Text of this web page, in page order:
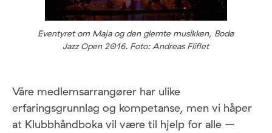
Eventyret om Maja og den glemte musikken, Bodø
Jazz Open 2016. Foto: Andreas Fliflet
Våre medlemsarrangører har ulike
erfaringsgrunnlag og kompetanse, men vi håper
at Klubbhåndboka vil være til hjelp for alle –